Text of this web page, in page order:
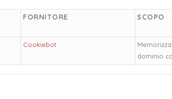
FORNITORE SCOPO
Cookiebot
dominio